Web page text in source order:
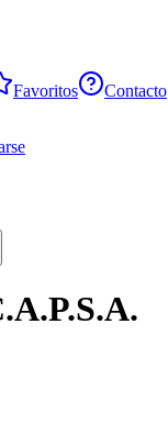
Favoritos Contacto